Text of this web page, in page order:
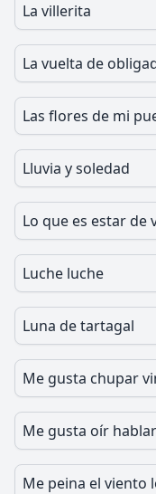
La villerita
La vuelta de
Las flores de mi
Lluvia y soledad
Lo que es estar de
Luche luche
Luna de tartagal
Me gusta chupar
Me gusta oír
Me peina el viento